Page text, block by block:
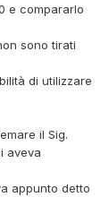
e compararlo
sono tirati
di utilizzare
il Sig.
aveva
appunto detto